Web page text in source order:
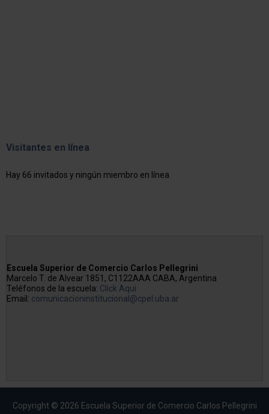
Visitantes en línea
Hay 66 invitados y ningún miembro en línea
Escuela Superior de Comercio Carlos Pellegrini
Marcelo T. de Alvear 1851, C1122AAA CABA, Argentina
Teléfonos de la escuela: Click Aqui
Email: comunicacioninstitucional@cpel.uba.ar
Copyright © 2026 Escuela Superior de Comercio Carlos Pellegrini